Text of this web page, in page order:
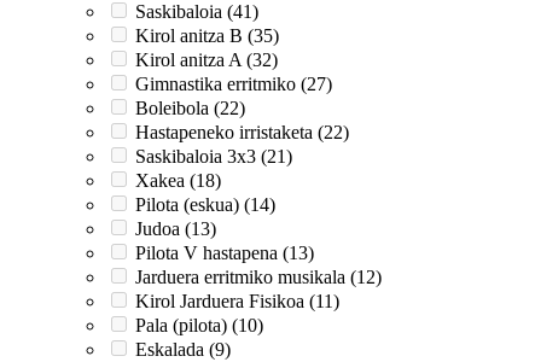
Saskibaloia (41)
Kirol anitza B (35)
Kirol anitza A (32)
Gimnastika erritmiko (27)
Boleibola (22)
Hastapeneko irristaketa (22)
Saskibaloia 3x3 (21)
Xakea (18)
Pilota (eskua) (14)
Judoa (13)
Pilota V hastapena (13)
Jarduera erritmiko musikala (12)
Kirol Jarduera Fisikoa (11)
Pala (pilota) (10)
Eskalada (9)